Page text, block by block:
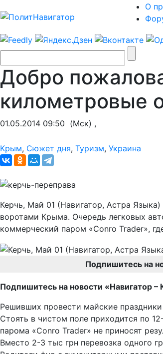
О
Добро
километровые
01.05.2014 09:50 (Мск) ,
Крым, Сюжет дня, Туризм, Украина
Керчь, Май 01 (Навигатор, Астра
воротами Крыма. Очередь легковых
коммерческий паром «Conro Trader»,
Подпишитесь на
Подпишитесь на новости «Навигатор –
Решивших провести майские
Стоять в чистом поле приходится по
парома «Conro Trader» не приносят
Вместо 2-3 тыс грн перевозка одного